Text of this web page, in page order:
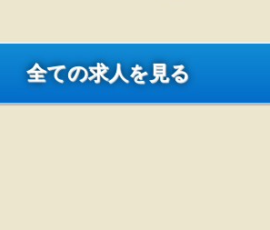
全ての求人を見る